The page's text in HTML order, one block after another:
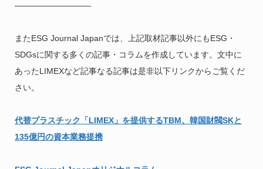
—————————-
またESG Journal Japanでは、上記取材記事以外にもESG・
SDGsに関する多くの記事・コラムを作成しています。文中に
あったLIMEXなど記事なる記事は是非以下リンクからご覧くだ
さい。
代替プラスチック「LIMEX」を提供するTBM、韓国財閥SKと
135億円の資本業務提携